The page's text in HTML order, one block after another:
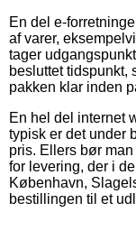
En del e-
af varer,
tager
besluttet tidspunkt,
pakken klar inden
En hel del internet
typisk er det under
pris. Ellers bør
for levering, der i
København,
bestillingen til et